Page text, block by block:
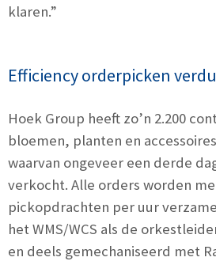
klaren.”
Efficiency orderpicken
Hoek Group heeft zo’n 2.200
bloemen, planten en
waarvan ongeveer een derde
verkocht. Alle orders worden
pickopdrachten per uur
het WMS/WCS als de
en deels gemechaniseerd met